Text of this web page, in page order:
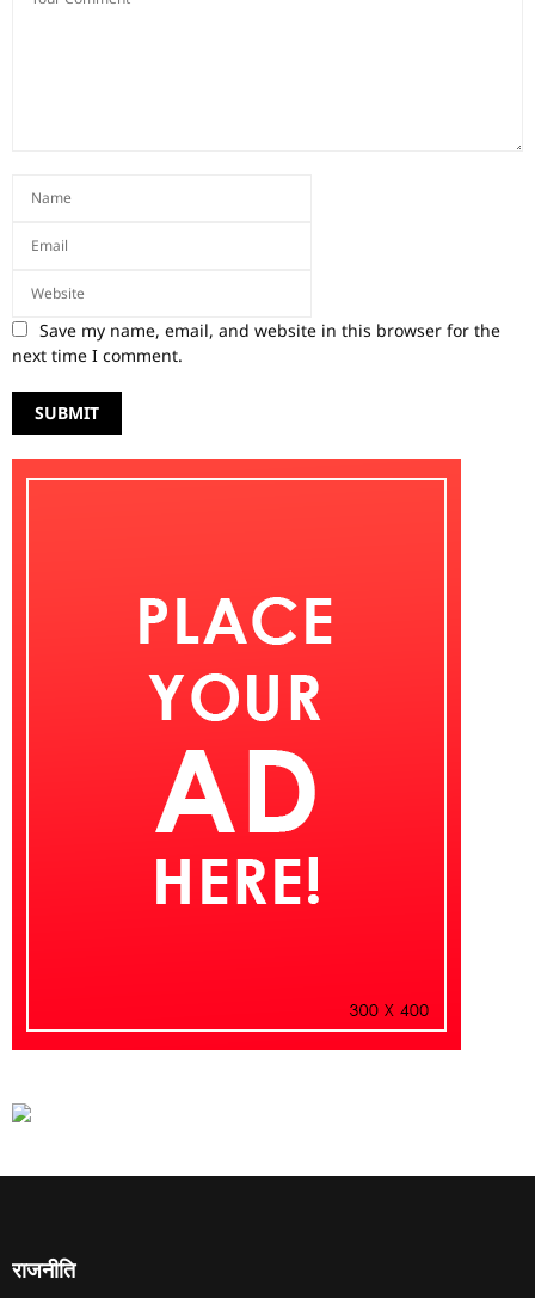
Save my name, email, and website in this browser for the
next time I comment.
राजनीति